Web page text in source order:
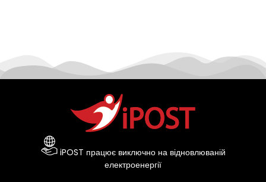
iPOST працює виключно на відновлюваній
електроенергії